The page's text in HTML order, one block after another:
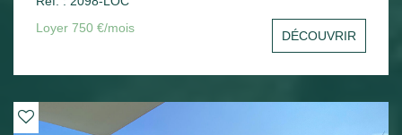
Chauffage électrique.
Loyer 750 €/mois
DÉCOUVRIR